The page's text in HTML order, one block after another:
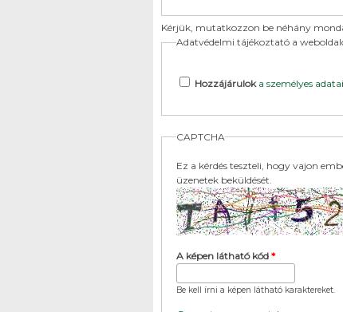
Kérjük, mutatkozzon be néhány
Adatvédelmi tájékoztató a
Hozzájárulok a személyes
CAPTCHA
Ez a kérdés teszteli, hogy vajon
üzenetek beküldését.
A képen látható kód*
Be kell írni a képen látható karaktereket.